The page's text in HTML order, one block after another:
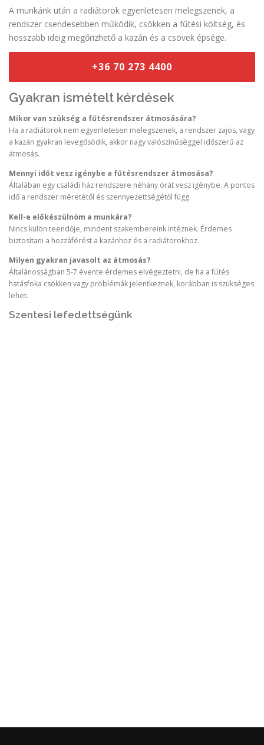
A munkánk után a radiátorok egyenletesen melegszenek, a
rendszer csendesebben működik, csökken a fűtési költség, és
hosszabb ideig megőrizhető a kazán és a csövek épsége.
+36 70 273 4400
Gyakran ismételt kérdések
Mikor van szükség a fűtésrendszer átmosására?
Ha a radiátorok nem egyenletesen melegszenek, a rendszer zajos, vagy
a kazán gyakran levegősödik, akkor nagy valószínűséggel időszerű az
átmosás.
Mennyi időt vesz igénybe a fűtésrendszer átmosása?
Általában egy családi ház rendszere néhány órát vesz igénybe. A pontos
idő a rendszer méretétől és szennyezettségétől függ.
Kell-e előkészülnöm a munkára?
Nincs külön teendője, mindent szakembereink intéznek. Érdemes
biztosítani a hozzáférést a kazánhoz és a radiátorokhoz.
Milyen gyakran javasolt az átmosás?
Általánosságban 5-7 évente érdemes elvégeztetni, de ha a fűtés
hatásfoka csökken vagy problémák jelentkeznek, korábban is szükséges
lehet.
Szentesi lefedettségünk